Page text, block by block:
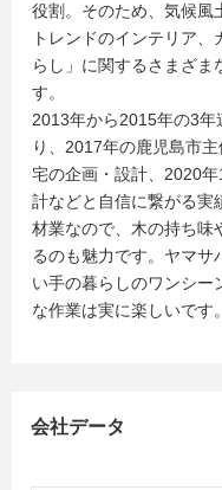
役割。そのため、気候風
トレンドのインテリア
らし」に関するさまざま
す。
2013年から2015年の3年
り、2017年の鹿児島市
宅の企画・設計、2020
計などと自信に繋がる実
材業なので、木の持ち味
るのも魅力です。ヤマサ
い手の暮らしのワンシー
な作業は実に楽しいです。
会社データ